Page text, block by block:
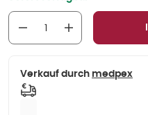
Verkauf durch medpex